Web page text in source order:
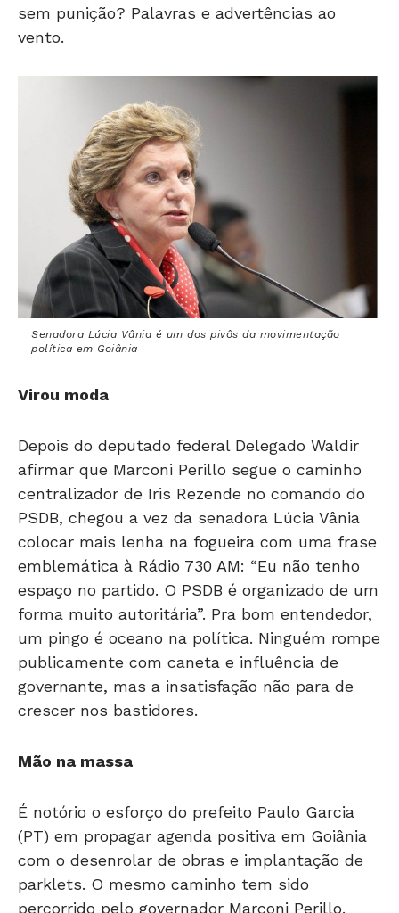
sem punição? Palavras e advertências ao
vento.
Senadora Lúcia Vânia é um dos pivôs da movimentação
política em Goiânia
Virou moda
Depois do deputado federal Delegado Waldir
afirmar que Marconi Perillo segue o caminho
centralizador de Iris Rezende no comando do
PSDB, chegou a vez da senadora Lúcia Vânia
colocar mais lenha na fogueira com uma frase
emblemática à Rádio 730 AM: “Eu não tenho
espaço no partido. O PSDB é organizado de um
forma muito autoritária”. Pra bom entendedor,
um pingo é oceano na política. Ninguém rompe
publicamente com caneta e influência de
governante, mas a insatisfação não para de
crescer nos bastidores.
Mão na massa
É notório o esforço do prefeito Paulo Garcia
(PT) em propagar agenda positiva em Goiânia
com o desenrolar de obras e implantação de
parklets. O mesmo caminho tem sido
percorrido pelo governador Marconi Perillo.